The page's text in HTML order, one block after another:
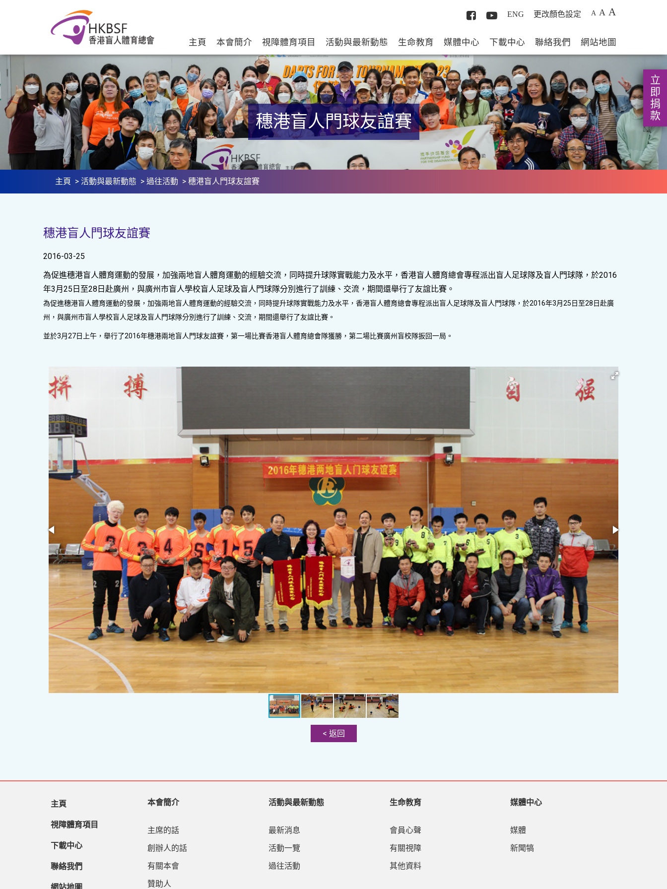
立即捐款
ENG 更改顏色設定 A A A
主頁 本會簡介 視障體育項目 活動與最新動態 生命教育 媒體中心 下載中心 聯絡我們 網站地圖
主頁 > 活動與最新動態 > 過往活動 > 穗港盲人門球友誼賽
穗港盲人門球友誼賽
穗港盲人門球友誼賽
2016-03-25
為促進穗港盲人體育運動的發展，加強兩地盲人體育運動的經驗交流，同時提升球隊實戰能力及水平，香港盲人體育總會專程派出盲人足球隊及盲人門球隊，於2016
年3月25日至28日赴廣州，與廣州市盲人學校盲人足球及盲人門球隊分別進行了訓練、交流，期間還舉行了友誼比賽。
為促進穗港盲人體育運動的發展，加強兩地盲人體育運動的經驗交流，同時提升球隊實戰能力及水平，香港盲人體育總會專程派出盲人足球隊及盲人門球隊，於2016年3月25日至28日赴廣
州，與廣州市盲人學校盲人足球及盲人門球隊分別進行了訓練、交流，期間還舉行了友誼比賽。
並於3月27日上午，舉行了2016年穗港兩地盲人門球友誼賽，第一場比賽香港盲人體育總會隊獲勝，第二場比賽廣州盲校隊扳回一局。
< 返回
主頁
視障體育項目
下載中心
聯絡我們
本會簡介
主席的話
創辦人的話
有關本會
贊助人
活動與最新動態
最新消息
活動一覽
過往活動
生命教育
會員心聲
有關視障
其他資料
媒體中心
媒體
新聞犒